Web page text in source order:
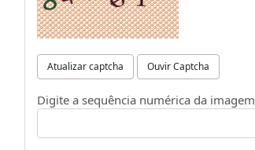
Atualizar captcha Ouvir Captcha
Digite a sequência numérica da imagem